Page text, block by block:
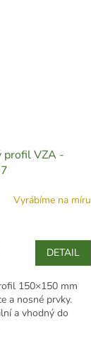
profil VZA -
Vyrábíme na míru
DETAIL
150×150 mm
a nosné prvky.
a vhodný do